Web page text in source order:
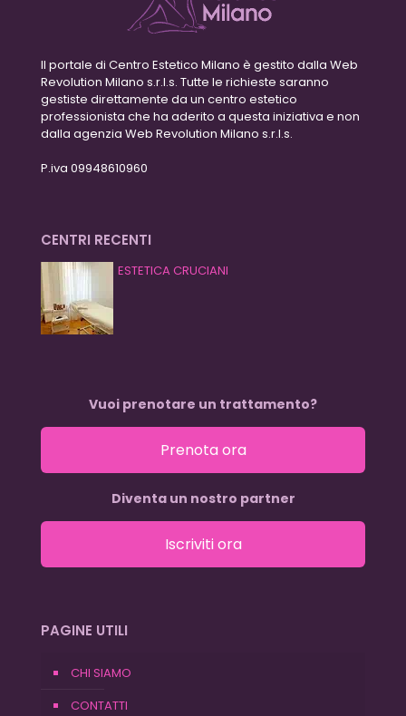
Il portale di Centro Estetico Milano è gestito dalla Web
Revolution Milano s.r.l.s. Tutte le richieste saranno
gestiste direttamente da un centro estetico
professionista che ha aderito a questa iniziativa e non
dalla agenzia Web Revolution Milano s.r.l.s.
P.iva 09948610960
CENTRI RECENTI
ESTETICA CRUCIANI
Vuoi prenotare un trattamento?
Prenota ora
Diventa un nostro partner
Iscriviti ora
PAGINE UTILI
CHI SIAMO
CONTATTI